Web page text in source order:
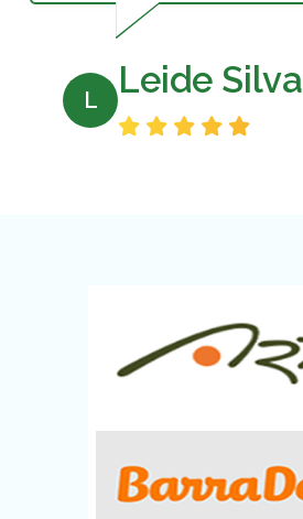
L Leide Silva